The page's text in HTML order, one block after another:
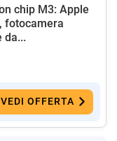
chip M3: Apple
fotocamera
da...
VEDI OFFERTA